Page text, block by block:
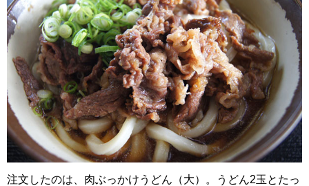
注文したのは、肉ぶっかけうどん（大）。うどん2玉とたっ